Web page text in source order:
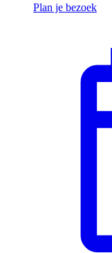
Plan je bezoek